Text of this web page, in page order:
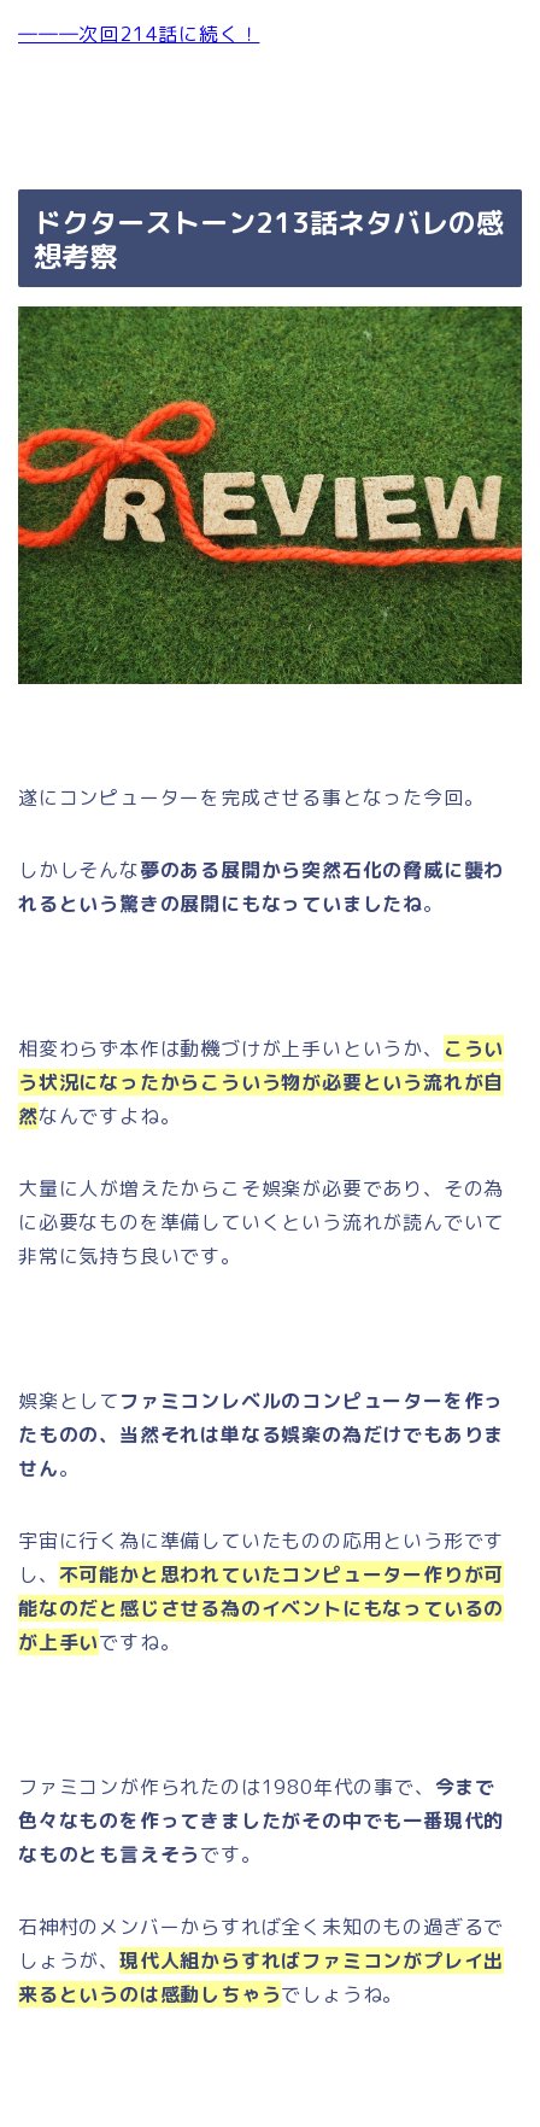
―――次回214話に続く！
ドクターストーン213話ネタバレの感
想考察
遂にコンピューターを完成させる事となった今回。
しかしそんな夢のある展開から突然石化の脅威に襲わ
れるという驚きの展開にもなっていましたね。
相変わらず本作は動機づけが上手いというか、 こうい
う状況になったからこういう物が必要という流れが自
然なんですよね。
大量に人が増えたからこそ娯楽が必要であり、その為
に必要なものを準備していくという流れが読んでいて
非常に気持ち良いです。
娯楽としてファミコンレベルのコンピューターを作っ
たものの、当然それは単なる娯楽の為だけでもありま
せん。
宇宙に行く為に準備していたものの応用という形です
し、 不可能かと思われていたコンピューター作りが可
能なのだと感じさせる為のイベントにもなっているの
が上手いですね。
ファミコンが作られたのは1980年代の事で、 今まで
色々なものを作ってきましたがその中でも一番現代的
なものとも言えそうです。
石神村のメンバーからすれば全く未知のもの過ぎるで
しょうが、 現代人組からすればファミコンがプレイ出
来るというのは感動しちゃうでしょうね。